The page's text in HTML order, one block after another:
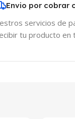
Envio por cobrar
servicios de
tu producto en